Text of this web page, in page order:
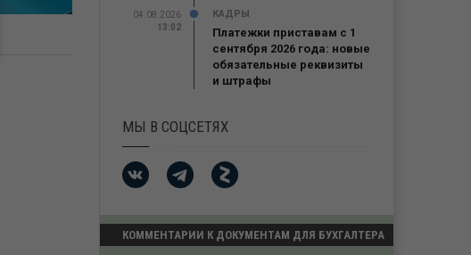
04.08.2026
13:02
КАДРЫ
Платежки приставам с 1
сентября 2026 года: новые
обязательные реквизиты
и штрафы
МЫ В СОЦСЕТЯХ
КОММЕНТАРИИ К ДОКУМЕНТАМ ДЛЯ БУХГАЛТЕРА